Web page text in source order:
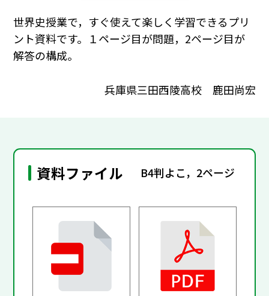
世界史授業で，すぐ使えて楽しく学習できるプリ
ント資料です。１ページ目が問題，2ページ目が
解答の構成。
兵庫県三田西陵高校 鹿田尚宏
資料ファイル B4判よこ，2ページ